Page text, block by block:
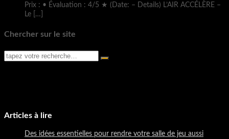
Prix : • Évaluation : 4/5 ★ (Date: – Details) L’AIR ACCÉLÈRE –
Le
[…]
Chercher sur le site
Articles à lire
Des idées essentielles pour rendre votre salle de jeu aussi